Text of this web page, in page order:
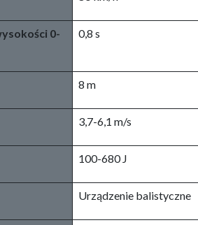
0-
0,8 s
8 m
3,7-6,1 m/s
100-680 J
Urządzenie balistyczne